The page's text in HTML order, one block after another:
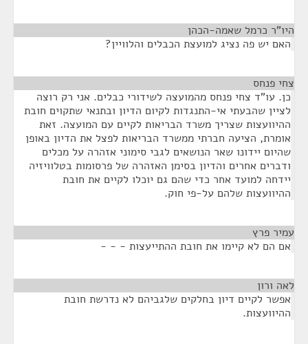
היו"ר כרמל שאמה-הכהן
האם יש פה נציג למועצת הכבלים והלוויין?
צחי פנחס
כן. עו"ד צחי פנחס מהמועצה לשידורי כבלים. אני רק רוצה
לציין שהבעתי אי-התנגדות לקיום הדיון ובתנאי שתקוים חובת
ההיוועצות שצריך משרד הבריאות לקיים עם המועצה. זאת
אומרת, הציעה חברתי ממשרד הבריאות לפצל את הדיון באופן
שהיום יידונו שאר הנושאים לגבי סימוני אזהרה על מכלים
ודברים אחרים והדיון בסימן האזהרה של פרסומות בטלוויזיה
יידחה למועד אחר כדי שהם גם יוכלו לקיים את חובת
ההיוועצות שלהם על-פי חוק.
עמיר פרץ
אם הם לא קיימו את חובת ההתייעצות - - -
לאה ורון
אפשר לקיים דיון בחלקים שלגביהם לא נדרשת חובת
ההיוועצות.